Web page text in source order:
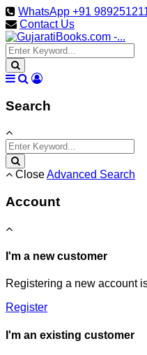
WhatsApp +91
Contact Us
Search
CloseAdvanced Search
Account
I'm a new customer
Registering a new account
Register
I'm an existing customer